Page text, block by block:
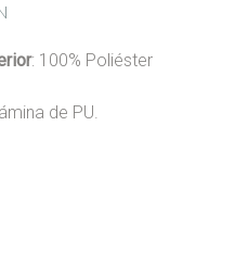
: 100% Poliéster
de PU.